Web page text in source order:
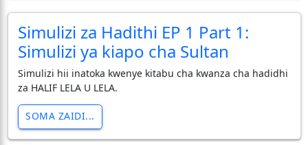
Simulizi za Hadithi EP 1 Part 1:
Simulizi ya kiapo cha Sultan
Simulizi hii inatoka kwenye kitabu cha kwanza cha hadidhi
za HALIF LELA U LELA.
SOMA ZAIDI...